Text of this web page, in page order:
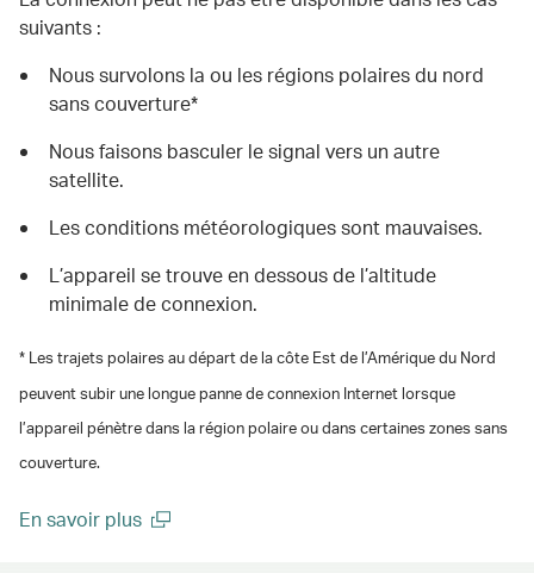
suivants :
Nous survolons la ou les régions polaires du nord
sans couverture*
Nous faisons basculer le signal vers un autre
satellite.
Les conditions météorologiques sont mauvaises.
L’appareil se trouve en dessous de l’altitude
minimale de connexion.
* Les trajets polaires au départ de la côte Est de l’Amérique du Nord
peuvent subir une longue panne de connexion Internet lorsque
l’appareil pénètre dans la région polaire ou dans certaines zones sans
couverture.
En savoir plus